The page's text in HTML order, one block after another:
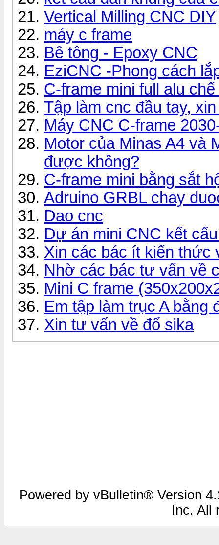
Vertical Milling CNC DIY
máy c frame
Bê tông - Epoxy CNC
EziCNC -Phong cách
C-frame mini full alu
Tập làm cnc đầu tay,
Máy CNC C-frame
Motor của Minas A4 và
được không?
C-frame mini bằng sắt
Adruino GRBL chay
Dao cnc
Dự án mini CNC kết
Xin các bác ít kiến thức
Nhờ các bác tư vấn về
Mini C frame
Em tập làm trục A bằng
Xin tư vấn về đổ sika
Powered by vBulletin® Version
Inc. All